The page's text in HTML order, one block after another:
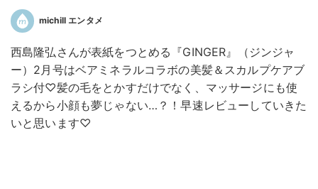
michill エンタメ
西島隆弘さんが表紙をつとめる『GINGER』（ジンジャ
ー）2月号はベアミネラルコラボの美髪＆スカルプケアブ
ラシ付♡髪の毛をとかすだけでなく、マッサージにも使
えるから小顔も夢じゃない…？！早速レビューしていきた
いと思います♡